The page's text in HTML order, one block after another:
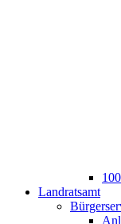
Landratsamt